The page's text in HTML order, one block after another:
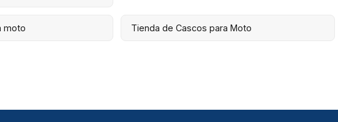
moto Tienda de Cascos para Moto